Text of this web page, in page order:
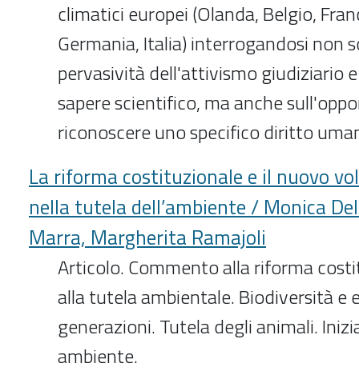
climatici europei (Olanda, Belgio,
Germania, Italia) interrogandosi non
pervasività dell'attivismo giudiziario
sapere scientifico, ma anche
riconoscere uno specifico diritto
La riforma costituzionale e il nuovo
nella tutela dell’ambiente / Monica
Marra, Margherita Ramajoli
Articolo. Commento alla riforma
alla tutela ambientale. Biodiversità e
generazioni. Tutela degli animali.
ambiente.